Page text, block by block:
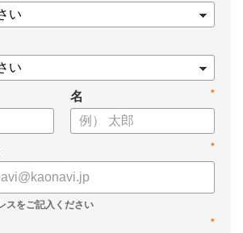
*
名
*
*